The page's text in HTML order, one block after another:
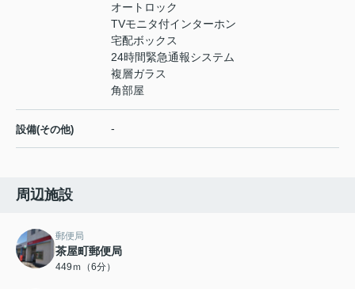
オートロック
TVモニタ付インターホン
宅配ボックス
24時間緊急通報システム
複層ガラス
角部屋
設備(その他) -
周辺施設
郵便局
茶屋町郵便局
449ｍ（6分）